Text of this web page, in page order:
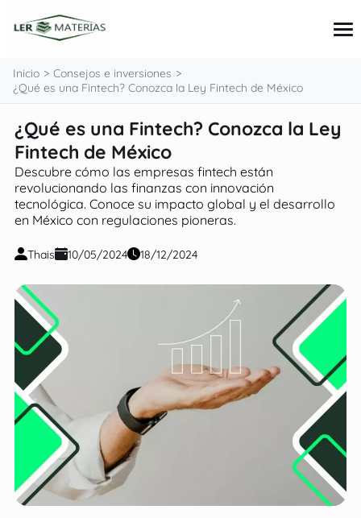
Tarjetas
Préstamos
Consejos e inversiones
Finanzas personales
Inicio
Consejos e inversiones
¿Qué es una Fintech? Conozca la Ley Fintech de México
¿Qué es una Fintech? Conozca la Ley
Fintech de México
Descubre cómo las empresas fintech están
revolucionando las finanzas con innovación
tecnológica. Conoce su impacto global y el desarrollo
en México con regulaciones pioneras.
Thais 10/05/2024 18/12/2024